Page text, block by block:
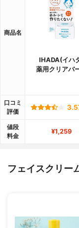
商品名
IHADA(イハ
薬用クリアバ
口コミ
評価
値段
料金
¥1,259
フェイスクリー